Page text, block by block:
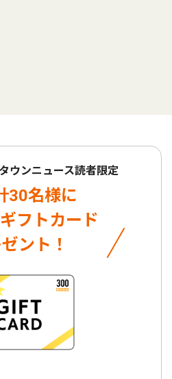
ウンニュース読者限定
30名様に
フトカード
ント！